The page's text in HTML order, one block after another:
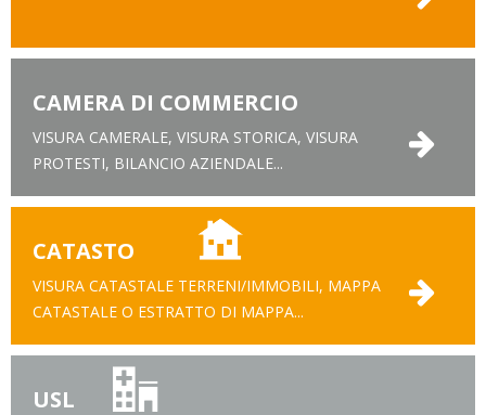
CAMERA DI COMMERCIO
VISURA CAMERALE, VISURA STORICA, VISURA
PROTESTI, BILANCIO AZIENDALE...
CATASTO
VISURA CATASTALE TERRENI/IMMOBILI, MAPPA
CATASTALE O ESTRATTO DI MAPPA...
USL